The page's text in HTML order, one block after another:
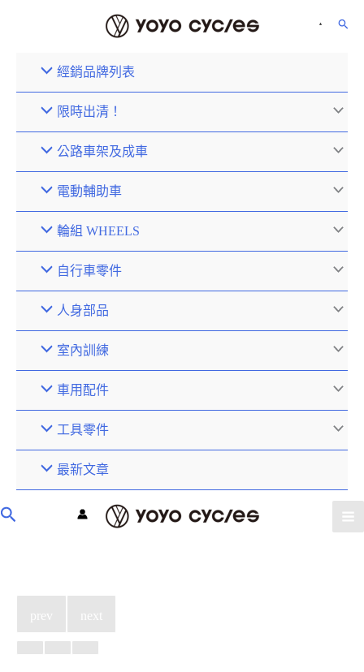
經銷品牌列表
限時出清！
公路車架及成車
電動輔助車
輪組 WHEELS
自行車零件
人身部品
室內訓練
車用配件
工具零件
最新文章
prev next